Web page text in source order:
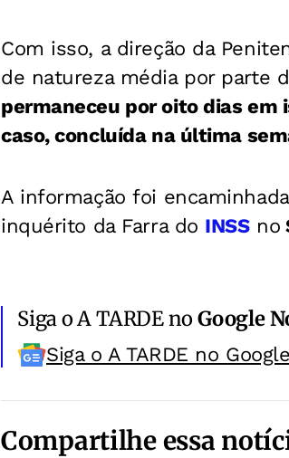
Com isso, a direção da
de natureza média por parte
permaneceu por oito dias
caso, concluída na última
A informação foi
inquérito da Farra do INSSno
Siga o A TARDE noGoogle
Siga o A TARDE no
Compartilhe essa